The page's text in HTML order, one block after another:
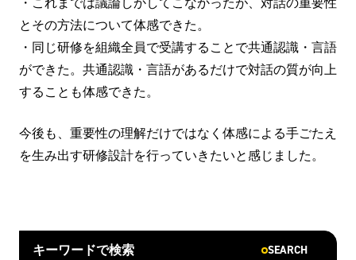
とその方法について体感できた。
・同じ研修を組織全員で受講することで共通認識・言語
ができた。共通認識・言語があるだけで対話の質が向上
することも体感できた。
今後も、重要性の理解だけではなく体感による手ごたえ
を生み出す研修設計を行っていきたいと感じました。
キーワードで検索 SEARCH